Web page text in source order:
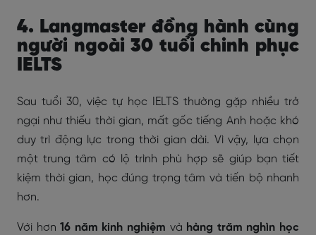
4. Langmaster đồng hành cùng
người ngoài 30 tuổi chinh phục
IELTS
Sau tuổi 30, việc tự học IELTS thường gặp nhiều trở
ngại như thiếu thời gian, mất gốc tiếng Anh hoặc khó
duy trì động lực trong thời gian dài. Vì vậy, lựa chọn
một trung tâm có lộ trình phù hợp sẽ giúp bạn tiết
kiệm thời gian, học đúng trọng tâm và tiến bộ nhanh
hơn.
Với hơn16 năm kinh nghiệm và hàng trăm nghìn học